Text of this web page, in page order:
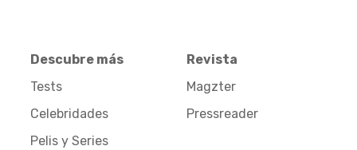
Descubre más
Tests
Celebridades
Pelis y Series
Revista
Magzter
Pressreader